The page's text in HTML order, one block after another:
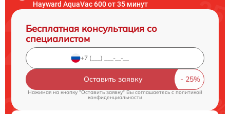
Hayward AquaVac 600 от 35 минут
Бесплатная консультация со
специалистом
Оставить заявку
Нажимая на кнопку "Оставить заявку" Вы соглашаетесь cполитикой
конфиденциальности